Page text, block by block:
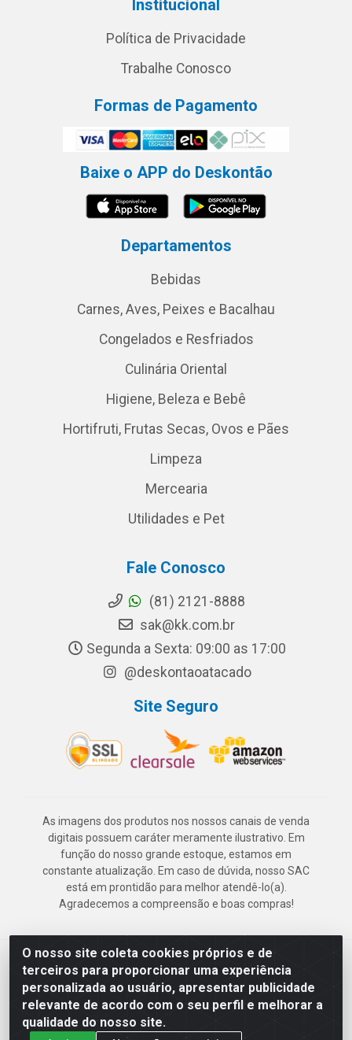
O nosso site coleta cookies próprios e de
terceiros para proporcionar uma experiência
personalizada ao usuário, apresentar publicidade
relevante de acordo com o seu perfil e melhorar a
qualidade do nosso site.
Institucional
Política de Privacidade
Trabalhe Conosco
Formas de Pagamento
Baixe o APP do Deskontão
Departamentos
Bebidas
Carnes, Aves, Peixes e Bacalhau
Congelados e Resfriados
Culinária Oriental
Higiene, Beleza e Bebê
Hortifruti, Frutas Secas, Ovos e Pães
Limpeza
Mercearia
Utilidades e Pet
Fale Conosco
(81) 2121-8888
sak@kk.com.br
Segunda a Sexta: 09:00 as 17:00
@deskontaoatacado
Site Seguro
As imagens dos produtos nos nossos canais de venda
digitais possuem caráter meramente ilustrativo. Em
função do nosso grande estoque, estamos em
constante atualização. Em caso de dúvida, nosso SAC
está em prontidão para melhor atendê-lo(a).
Agradecemos a compreensão e boas compras!
Deskontão Atacado - Av. Marechal Mascarenhas de Morais, 2471 -
Imbiribeira - Recife/PE - CEP 51.150-001 - CNPJ 24.150.377/0003-
57